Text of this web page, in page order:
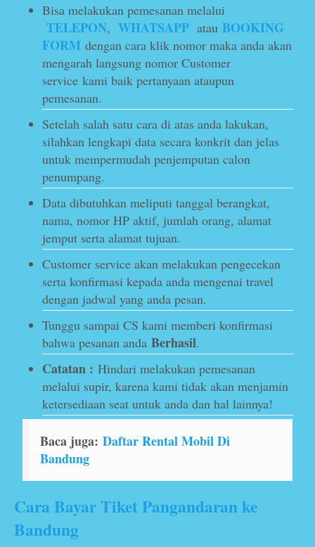
Bisa melakukan pemesanan melalui
TELEPON, WHATSAPP atau BOOKING
FORM dengan cara klik nomor maka anda akan
mengarah langsung nomor Customer
service kami baik pertanyaan ataupun
pemesanan.
Setelah salah satu cara di atas anda lakukan,
silahkan lengkapi data secara konkrit dan jelas
untuk mempermudah penjemputan calon
penumpang.
Data dibutuhkan meliputi tanggal berangkat,
nama, nomor HP aktif, jumlah orang, alamat
jemput serta alamat tujuan.
Customer service akan melakukan pengecekan
serta konfirmasi kepada anda mengenai travel
dengan jadwal yang anda pesan.
Tunggu sampai CS kami memberi konfirmasi
bahwa pesanan anda Berhasil.
Catatan : Hindari melakukan pemesanan
melalui supir, karena kami tidak akan menjamin
ketersediaan seat untuk anda dan hal lainnya!
Baca juga:Daftar Rental Mobil Di
Bandung
Cara Bayar Tiket Pangandaran ke
Bandung